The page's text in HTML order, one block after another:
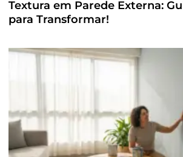
Textura em Parede Externa:
para Transformar!